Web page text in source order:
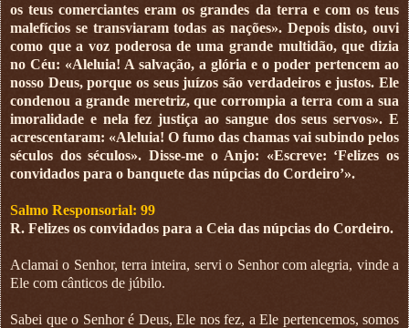
os teus comerciantes eram os grandes da terra e com os teus
malefícios se transviaram todas as nações». Depois disto, ouvi
como que a voz poderosa de uma grande multidão, que dizia
no Céu: «Aleluia! A salvação, a glória e o poder pertencem ao
nosso Deus, porque os seus juízos são verdadeiros e justos. Ele
condenou a grande meretriz, que corrompia a terra com a sua
imoralidade e nela fez justiça ao sangue dos seus servos». E
acrescentaram: «Aleluia! O fumo das chamas vai subindo pelos
séculos dos séculos». Disse-me o Anjo: «Escreve: ‘Felizes os
convidados para o banquete das núpcias do Cordeiro’».
Salmo Responsorial: 99
R. Felizes os convidados para a Ceia das núpcias do Cordeiro.
Aclamai o Senhor, terra inteira, servi o Senhor com alegria, vinde a
Ele com cânticos de júbilo.
Sabei que o Senhor é Deus, Ele nos fez, a Ele pertencemos, somos